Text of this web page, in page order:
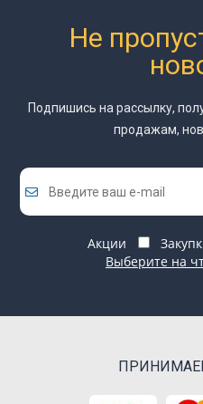
Не
Подпишись на рассылку,
продажам,
Акции
Выберите на